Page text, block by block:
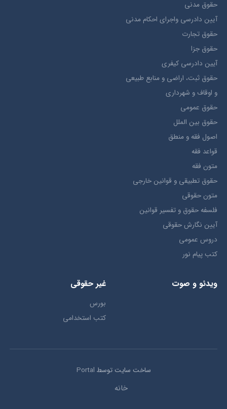
حقوق مدني
آيين دادرسي ​واجراي ​احکام ​مدني
حقوق تجارت
حقوق جزا
آيین دادرسی کیفری
حقوق ثبت، اراضي و منابع طبيعي
و اوقاف و شهرداری
حقوق عمومی
حقوق بين الملل
اصول فقه و منطق
قواعد فقه
متون فقه
حقوق تطبيقي و قوانین خارجی
متون حقوقي
فلسفه حقوق و تفسیر قوانین
آیین نگارش حقوقی
دروس عمومی
کتب پیام نور
ویدئو و صوت غیر حقوقی
بورس
کتب استخدامی
ساخت سایت توسط Portal
خانه